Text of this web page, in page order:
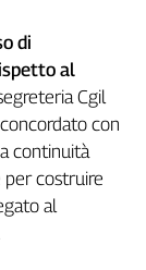
di
al
Cgil
con
continuità
per costruire
al